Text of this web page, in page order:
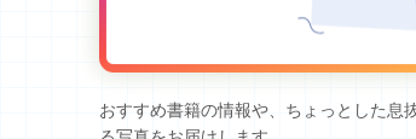
おすすめ書籍の情報や、ちょっとした息